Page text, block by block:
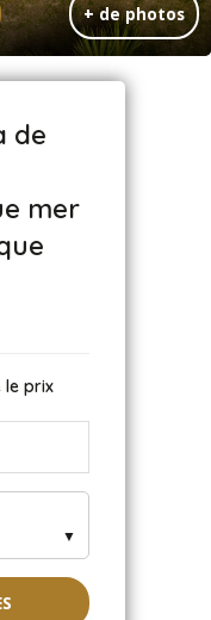
+ de photos
de
mer
le prix
▼